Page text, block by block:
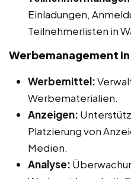
Einladungen,
Teilnehmerlisten in
Werbemanagement
Werbemittel:
Werbematerialien.
Anzeigen:
Platzierung von
Medien.
Analyse: